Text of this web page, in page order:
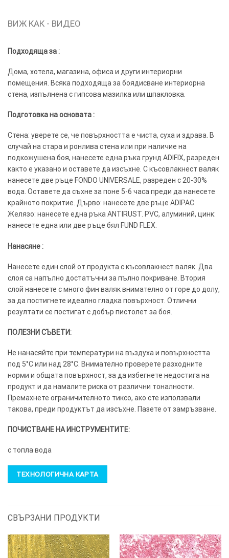
ВИЖ КАК - ВИДЕО
Подходяща за :
Дома, хотела, магазина, офиса и други интериорни
помещения. Всяка подходяща за боядисване интериорна
стена, изпълнена с гипсова мазилка или шпакловка.
Подготовка на основата :
Стена: уверете се, че повърхността е чиста, суха и здрава. В
случай на стара и ронлива стена или при наличие на
подкожушена боя, нанесете една ръка грунд ADIFIX, разреден
както е указано и оставете да изсъхне. С късовлакнест валяк
нанесете две ръце FONDO UNIVERSALE, разреден с 20-30%
вода. Оставете да съхне за поне 5-6 часа преди да нанесете
крайното покритие. Дърво: нанесете две ръце ADIPAC.
Желязо: нанесете една ръка ANTIRUST. PVC, алуминий, цинк:
нанесете една или две ръце бял FUND FLEX.
Нанасяне :
Нанесете един слой от продукта с късовлакнест валяк. Два
слоя са напълно достатъчни за пълно покриване. Втория
слой нанесете с много фин валяк внимателно от горе до долу,
за да постигнете идеално гладка повърхност. Отлични
резултати се постигат с добър пистолет за боя.
ПОЛЕЗНИ СЪВЕТИ:
Не нанасяйте при температури на въздуха и повърхността
под 5°C или над 28°C. Внимателно проверете разходните
норми и общата повърхност, за да избегнете недостига на
продукт и да намалите риска от различни тоналности.
Премахнете ограничителното тиксо, ако сте използвали
такова, преди продуктът да изсъхне. Пазете от замръзване.
ПОЧИСТВАНЕ НА ИНСТРУМЕНТИТЕ:
с топла вода
ТЕХНОЛОГИЧНА КАРТА
СВЪРЗАНИ ПРОДУКТИ